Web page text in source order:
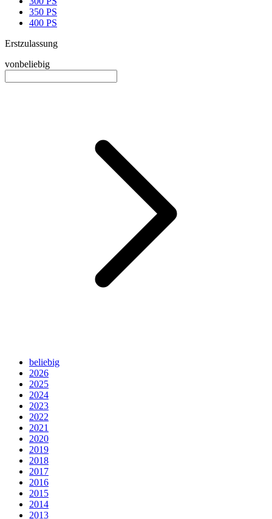
350 PS
400 PS
Erstzulassung
vonbeliebig
beliebig
2026
2025
2024
2023
2022
2021
2020
2019
2018
2017
2016
2015
2014
2013